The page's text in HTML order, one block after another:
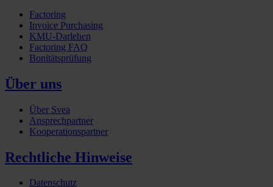
Factoring
Invoice Purchasing
KMU-Darlehen
Factoring FAQ
Bonitätsprüfung
Über uns
Über Svea
Ansprechpartner
Kooperationspartner
Rechtliche Hinweise
Datenschutz